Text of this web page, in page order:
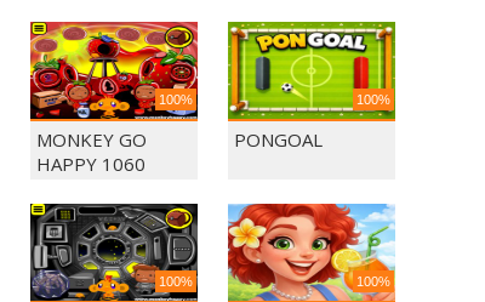
100%
MONKEY GO
HAPPY 1060
100%
PONGOAL
100% 100%